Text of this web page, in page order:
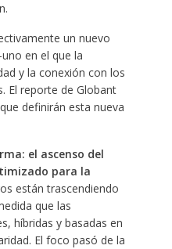
un nuevo
en el que la
y la conexión con los
El reporte de Globant
definirán esta nueva
el ascenso del
para la
están trascendiendo
que las
híbridas y basadas en
El foco pasó de la